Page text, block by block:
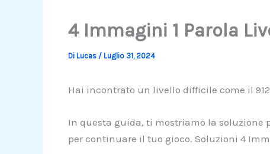
4 Immagini 1 Parola
Di Lucas / Luglio 31, 2024
Hai incontrato un livello difficile come il
In questa guida, ti mostriamo la soluzione
per continuare il tuo gioco. Soluzioni 4